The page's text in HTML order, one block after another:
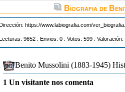
Biografia de
https://www.labiografia.com/
9652 : Envios: 0 : Votos: 599 : Valoración:
Benito Mussolini (1883-1945)
1 Un visitante nos comenta